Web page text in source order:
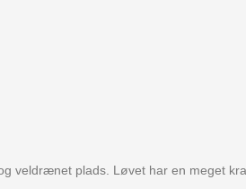
veldrænet plads. Løvet har en meget